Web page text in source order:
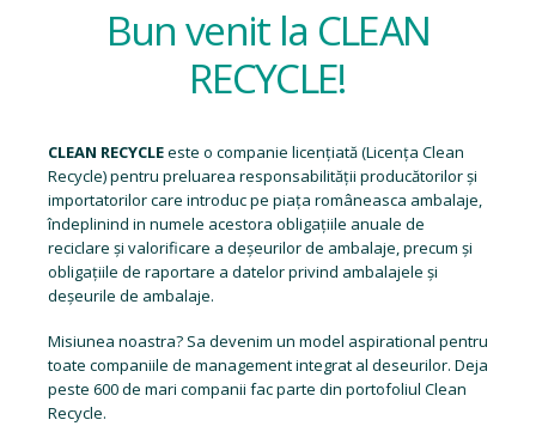
Bun venit la CLEAN
RECYCLE!
CLEAN RECYCLEeste o companie licențiată (Licența Clean
Recycle) pentru preluarea responsabilității producătorilor și
importatorilor care introduc pe piața româneasca ambalaje,
îndeplinind in numele acestora obligațiile anuale de
reciclare și valorificare a deșeurilor de ambalaje, precum și
obligațiile de raportare a datelor privind ambalajele și
deșeurile de ambalaje.
Misiunea noastra? Sa devenim un model aspirational pentru
toate companiile de management integrat al deseurilor. Deja
peste 600 de mari companii fac parte din portofoliul Clean
Recycle.